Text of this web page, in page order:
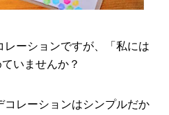
ーションですが、「私には
いませんか？
レーションはシンプルだか